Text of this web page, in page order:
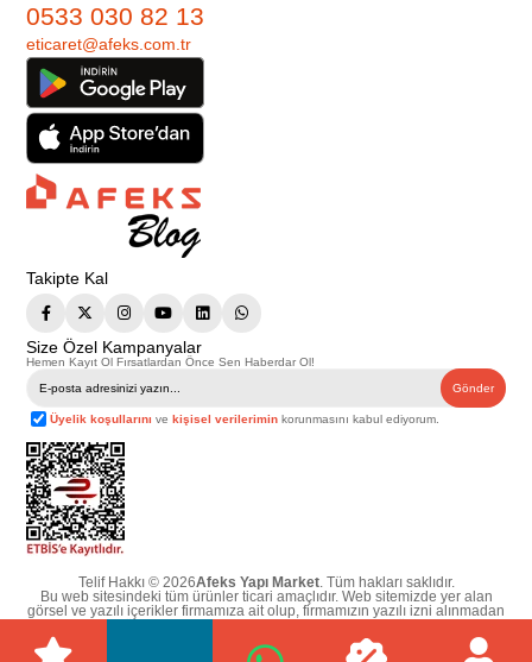
0533 030 82 13
eticaret@afeks.com.tr
Takipte Kal
Size Özel Kampanyalar
Hemen Kayıt Ol Fırsatlardan Önce Sen Haberdar Ol!
Gönder
Üyelik koşullarını vekişisel verilerimin korunmasını kabul ediyorum.
Telif Hakkı © 2026Afeks Yapı Market. Tüm hakları saklıdır.
Bu web sitesindeki tüm ürünler ticari amaçlıdır. Web sitemizde yer alan
görsel ve yazılı içerikler firmamıza ait olup, firmamızın yazılı izni alınmadan
hiçbir yazılı/görsel içerik, logo, kopyalanamaz, kaynak gösterilemez ve
başka yerlerde kullanılamaz. İçeriklerin izin alınmadan kopyalanması ve
kullanılması 5846 sayılı Fikir ve Sanat Eserleri Yasasına göre suçtur.